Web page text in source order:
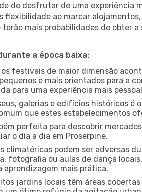
de desfrutar de uma experiência
ao marcar
mais probabilidades de obter
a época baixa:
os festivais de maior dimensão
e mais orientados para a
para uma experiência mais
galerias e edifícios históricos é
que estes estabelecimentos
perfeita para descobrir
o dia a dia em Proserpine.
climatéricas podem ser adversas
fotografia ou aulas de dança
aprendizagem mais prática.
jardins locais têm áreas